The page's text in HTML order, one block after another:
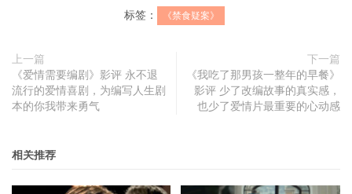
以实践各自的理想、达成不同的目标，特别从英格兰请来了
的前提下，于两周的观察期后提出他们的观察与认知的结
果。
《禁食疑案》 以调查这桩奇案为主轴，跟随着英格兰护士伊
真伪的证据与破绽，以应证早已默默认定的答案。然而，随
着真相渐渐浮现，涉及案件的人们被迫陷入艰难的抉择，究
标签： 《禁食疑案》
上一篇
《爱情需要编剧》影评 永不退
流行的爱情喜剧，为编写人生剧
本的你我带来勇气
下一篇
《我吃了那男孩一整年的早餐》
影评 少了改编故事的真实感，
也少了爱情片最重要的心动感
相关推荐